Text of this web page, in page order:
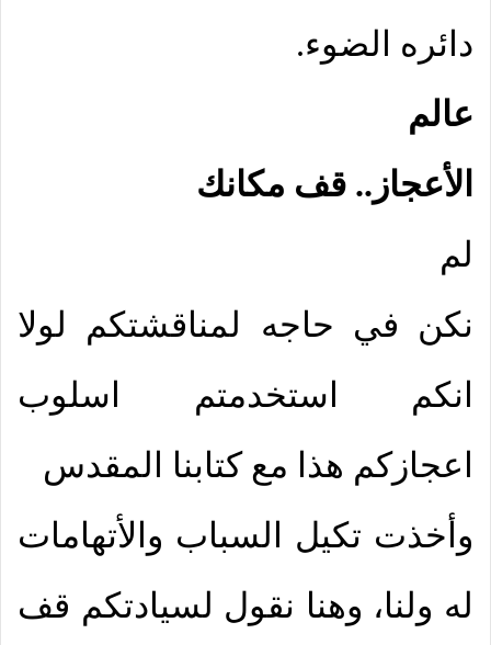
دائره الضوء.
عالم
الأعجاز.. قف مكانك
لم
نكن في حاجه لمناقشتكم لولا
انكم استخدمتم اسلوب
اعجازكم هذا مع كتابنا المقدس
وأخذت تكيل السباب والأتهامات
له ولنا، وهنا نقول لسيادتكم قف